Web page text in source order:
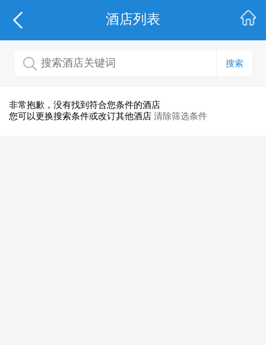
酒店列表
搜索
非常抱歉，没有找到符合您条件的酒店
您可以更换搜索条件或改订其他酒店 清除筛选条件